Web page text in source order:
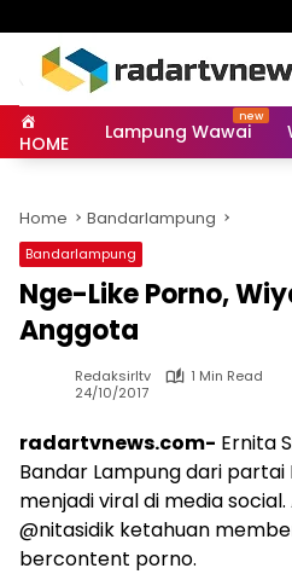
HOME Lampung Wawai
Home Bandarlampung
Bandarlampung
Nge-Like Porno,
Anggota
Redaksirltv
1 Min Read
24/10/2017
radartvnews.com- Ernita
Bandar Lampung dari
menjadi viral di media
@nitasidik ketahuan
bercontent porno.